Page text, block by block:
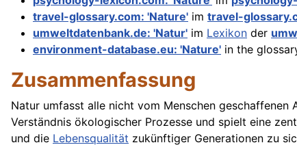
travel-glossary.com: 'Nature' im travel-
umweltdatenbank.de: 'Natur' im Lexikon der
environment-database.eu: 'Nature' in the
Zusammenfassung
Natur umfasst alle nicht vom Menschen
Verständnis ökologischer Prozesse und spielt eine
und die Lebensqualität zukünftiger Generationen zu